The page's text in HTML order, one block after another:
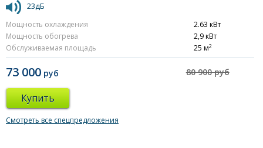
23дБ
Мощность охлаждения
2.63 кВт
Мощность обогрева
2,9 кВт
Обслуживаемая площадь
25 м2
73 000 руб 80 900 руб
Купить
Смотреть все спецпредложения